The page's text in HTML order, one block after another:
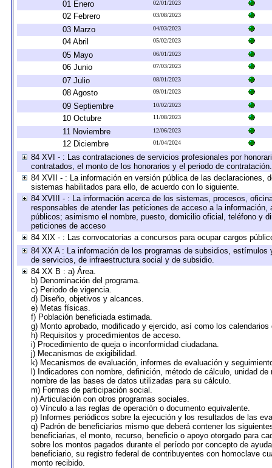
01 Enero
02/01/2023
02 Febrero 03/08/2023
03 Marzo 04/03/2023
04 Abril 05/02/2023
05 Mayo 06/01/2023
06 Junio 07/03/2023
07 Julio 08/01/2023
08 Agosto 09/01/2023
09 Septiembre 10/02/2023
10 Octubre 11/08/2023
11 Noviembre 12/06/2023
12 Diciembre 01/04/2024
84 XVI - : Las contrataciones de servicios profesionales por
contratados, el monto de los honorarios y el periodo de contratación.
84 XVII - : La información en versión pública de las
sistemas habilitados para ello, de acuerdo con lo siguiente.
84 XVIII - : La información acerca de los sistemas, procesos,
responsables de atender las peticiones de acceso a la
públicos; asimismo el nombre, puesto, domicilio oficial, teléfono y
peticiones de acceso
84 XIX - : Las convocatorias a concursos para ocupar cargos
84 XX A : La información de los programas de subsidios,
de servicios, de infraestructura social y de subsidio.
84 XX B : a) Área.
b) Denominación del programa.
c) Periodo de vigencia.
d) Diseño, objetivos y alcances.
e) Metas físicas.
f) Población beneficiada estimada.
g) Monto aprobado, modificado y ejercido, así como los
h) Requisitos y procedimientos de acceso.
i) Procedimiento de queja o inconformidad ciudadana.
j) Mecanismos de exigibilidad.
k) Mecanismos de evaluación, informes de evaluación y
l) Indicadores con nombre, definición, método de cálculo, unidad
nombre de las bases de datos utilizadas para su cálculo.
m) Formas de participación social.
n) Articulación con otros programas sociales.
o) Vínculo a las reglas de operación o documento equivalente.
p) Informes periódicos sobre la ejecución y los resultados de las
q) Padrón de beneficiarios mismo que deberá contener los
beneficiarias, el monto, recurso, beneficio o apoyo otorgado para
sobre los montos pagados durante el período por concepto de
beneficiario, su registro federal de contribuyentes con homoclave
monto recibido.